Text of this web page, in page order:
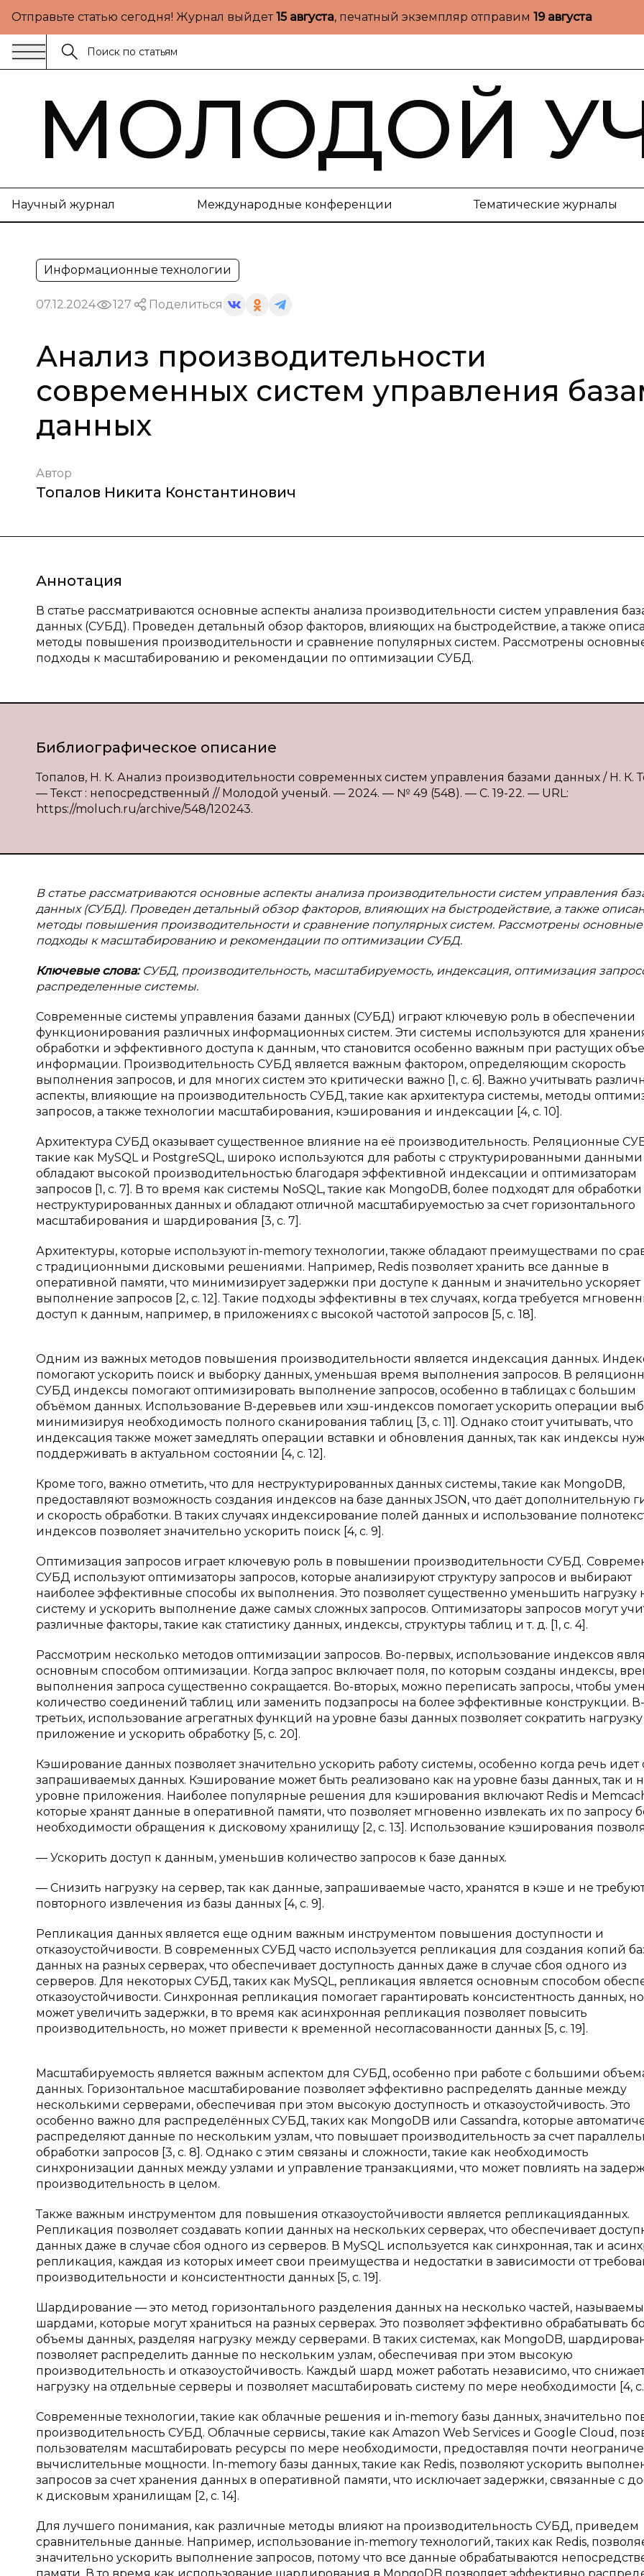
Отправьте статью сегодня! Журнал выйдет15 августа, печатный экземпляр отправим 19 августа
МОЛОДОЙ
Научный журнал Международные конференции Тематические журналы
Информационные технологии
07.12.2024 127 Поделиться
Анализ производительности
современных систем управления
данных
Автор
Топалов Никита Константинович
Аннотация
В статье рассматриваются основные аспекты анализа производительности систем управления
данных (СУБД). Проведен детальный обзор факторов, влияющих на быстродействие, а также
методы повышения производительности и сравнение популярных систем. Рассмотрены
подходы к масштабированию и рекомендации по оптимизации СУБД.
Библиографическое описание
Топалов, Н. К. Анализ производительности современных систем управления базами данных / Н. К.
— Текст : непосредственный // Молодой ученый. — 2024. — № 49 (548). — С. 19-22. — URL:
https://moluch.ru/archive/548/120243.
В статье рассматриваются основные аспекты анализа производительности систем управления
данных (СУБД). Проведен детальный обзор факторов, влияющих на быстродействие, а также
методы повышения производительности и сравнение популярных систем. Рассмотрены основные
подходы к масштабированию и рекомендации по оптимизации СУБД.
Ключевые слова: СУБД, производительность, масштабируемость, индексация, оптимизация
распределенные системы.
Современные системы управления базами данных (СУБД) играют ключевую роль в обеспечении
функционирования различных информационных систем. Эти системы используются для
обработки и эффективного доступа к данным, что становится особенно важным при растущих
информации. Производительность СУБД является важным фактором, определяющим скорость
выполнения запросов, и для многих систем это критически важно [1, с. 6]. Важно учитывать
аспекты, влияющие на производительность СУБД, такие как архитектура системы, методы
запросов, а также технологии масштабирования, кэширования и индексации [4, с. 10].
Архитектура СУБД оказывает существенное влияние на её производительность. Реляционные
такие как MySQL и PostgreSQL, широко используются для работы с структурированными
обладают высокой производительностью благодаря эффективной индексации и оптимизаторам
запросов [1, с. 7]. В то время как системы NoSQL, такие как MongoDB, более подходят для обработки
неструктурированных данных и обладают отличной масштабируемостью за счет горизонтального
масштабирования и шардирования [3, с. 7].
Архитектуры, которые используют in-memory технологии, также обладают преимуществами по
с традиционными дисковыми решениями. Например, Redis позволяет хранить все данные в
оперативной памяти, что минимизирует задержки при доступе к данным и значительно ускоряет
выполнение запросов [2, с. 12]. Такие подходы эффективны в тех случаях, когда требуется
доступ к данным, например, в приложениях с высокой частотой запросов [5, с. 18].
Одним из важных методов повышения производительности является индексация данных.
помогают ускорить поиск и выборку данных, уменьшая время выполнения запросов. В
СУБД индексы помогают оптимизировать выполнение запросов, особенно в таблицах с большим
объёмом данных. Использование B-деревьев или хэш-индексов помогает ускорить операции
минимизируя необходимость полного сканирования таблиц [3, с. 11]. Однако стоит учитывать, что
индексация также может замедлять операции вставки и обновления данных, так как индексы
поддерживать в актуальном состоянии [4, с. 12].
Кроме того, важно отметить, что для неструктурированных данных системы, такие как MongoDB,
предоставляют возможность создания индексов на базе данных JSON, что даёт дополнительную
и скорость обработки. В таких случаях индексирование полей данных и использование
индексов позволяет значительно ускорить поиск [4, с. 9].
Оптимизация запросов играет ключевую роль в повышении производительности СУБД.
СУБД используют оптимизаторы запросов, которые анализируют структуру запросов и выбирают
наиболее эффективные способы их выполнения. Это позволяет существенно уменьшить нагрузку
систему и ускорить выполнение даже самых сложных запросов. Оптимизаторы запросов могут
различные факторы, такие как статистику данных, индексы, структуры таблиц и т. д. [1, с. 4].
Рассмотрим несколько методов оптимизации запросов. Во-первых, использование индексов
основным способом оптимизации. Когда запрос включает поля, по которым созданы индексы,
выполнения запроса существенно сокращается. Во-вторых, можно переписать запросы, чтобы
количество соединений таблиц или заменить подзапросы на более эффективные конструкции. В-
третьих, использование агрегатных функций на уровне базы данных позволяет сократить
приложение и ускорить обработку [5, с. 20].
Кэширование данных позволяет значительно ускорить работу системы, особенно когда речь идет
запрашиваемых данных. Кэширование может быть реализовано как на уровне базы данных, так и
уровне приложения. Наиболее популярные решения для кэширования включают Redis и
которые хранят данные в оперативной памяти, что позволяет мгновенно извлекать их по запросу
необходимости обращения к дисковому хранилищу [2, с. 13]. Использование кэширования
— Ускорить доступ к данным, уменьшив количество запросов к базе данных.
— Снизить нагрузку на сервер, так как данные, запрашиваемые часто, хранятся в кэше и не
повторного извлечения из базы данных [4, с. 9].
Репликация данных является еще одним важным инструментом повышения доступности и
отказоустойчивости. В современных СУБД часто используется репликация для создания копий
данных на разных серверах, что обеспечивает доступность данных даже в случае сбоя одного из
серверов. Для некоторых СУБД, таких как MySQL, репликация является основным способом
отказоустойчивости. Синхронная репликация помогает гарантировать консистентность данных,
может увеличить задержки, в то время как асинхронная репликация позволяет повысить
производительность, но может привести к временной несогласованности данных [5, с. 19].
Масштабируемость является важным аспектом для СУБД, особенно при работе с большими
данных. Горизонтальное масштабирование позволяет эффективно распределять данные между
несколькими серверами, обеспечивая при этом высокую доступность и отказоустойчивость. Это
особенно важно для распределённых СУБД, таких как MongoDB или Cassandra, которые
распределяют данные по нескольким узлам, что повышает производительность за счет
обработки запросов [3, с. 8]. Однако с этим связаны и сложности, такие как необходимость
синхронизации данных между узлами и управление транзакциями, что может повлиять на
производительность в целом.
Также важным инструментом для повышения отказоустойчивости является репликацияданных.
Репликация позволяет создавать копии данных на нескольких серверах, что обеспечивает
данных даже в случае сбоя одного из серверов. В MySQL используется как синхронная, так и
репликация, каждая из которых имеет свои преимущества и недостатки в зависимости от
производительности и консистентности данных [5, с. 19].
Шардирование — это метод горизонтального разделения данных на несколько частей,
шардами, которые могут храниться на разных серверах. Это позволяет эффективно обрабатывать
объемы данных, разделяя нагрузку между серверами. В таких системах, как MongoDB,
позволяет распределить данные по нескольким узлам, обеспечивая при этом высокую
производительность и отказоустойчивость. Каждый шард может работать независимо, что
нагрузку на отдельные серверы и позволяет масштабировать систему по мере необходимости [4, с.
Современные технологии, такие как облачные решения и in-memory базы данных, значительно
производительность СУБД. Облачные сервисы, такие как Amazon Web Services и Google Cloud,
пользователям масштабировать ресурсы по мере необходимости, предоставляя почти
вычислительные мощности. In-memory базы данных, такие как Redis, позволяют ускорить
запросов за счет хранения данных в оперативной памяти, что исключает задержки, связанные с
к дисковым хранилищам [2, с. 14].
Для лучшего понимания, как различные методы влияют на производительность СУБД, приведем
сравнительные данные. Например, использование in-memory технологий, таких как Redis,
значительно ускорить выполнение запросов, потому что все данные обрабатываются